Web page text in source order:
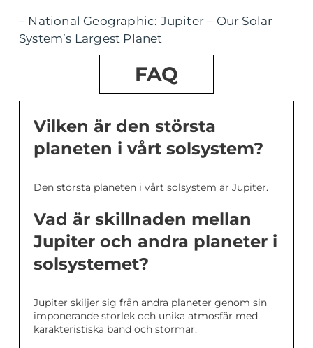
– National Geographic: Jupiter – Our Solar
System’s Largest Planet
FAQ
Vilken är den största
planeten i vårt solsystem?
Den största planeten i vårt solsystem är Jupiter.
Vad är skillnaden mellan
Jupiter och andra planeter i
solsystemet?
Jupiter skiljer sig från andra planeter genom sin
imponerande storlek och unika atmosfär med
karakteristiska band och stormar.